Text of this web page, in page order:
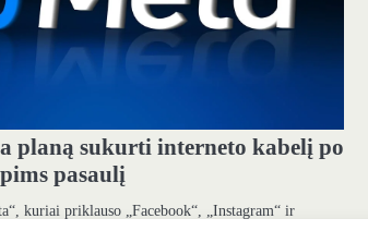
planą sukurti interneto kabelį po
pasaulį
kuriai priklauso „Facebook“, „Instagram“ ir